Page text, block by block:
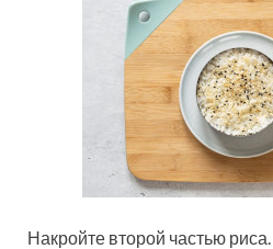
Накройте второй частью